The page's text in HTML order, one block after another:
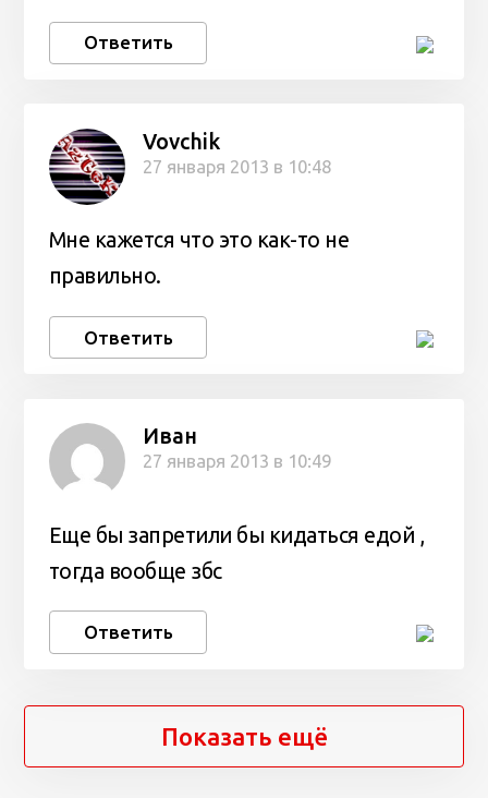
Ответить
Vovchik
27 января 2013 в 10:48
Мне кажется что это как-то не
правильно.
Ответить
Иван
27 января 2013 в 10:49
Еще бы запретили бы кидаться едой ,
тогда вообще збс
Ответить
Показать ещё